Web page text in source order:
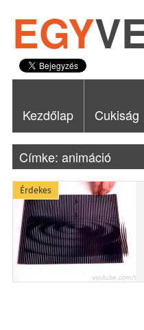
EGY
Kezdőlap Cukiság
Címke: animáció
Érdekes